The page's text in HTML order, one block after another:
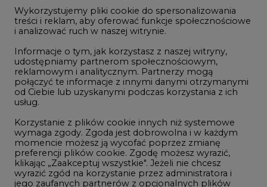
Studio CIRE
Rozmowy o energetyce
Gospodarka
Geopolityka
LTE450
Innowacje i AI
Telekomunikacja i IT
Handel emisjami CO2
Wodór
Wykorzystujemy pliki cookie do spersonalizowania
treści i reklam, aby oferować funkcje społecznościowe
i analizować ruch w naszej witrynie.
Informacje o tym, jak korzystasz z naszej witryny,
udostępniamy partnerom społecznościowym,
reklamowym i analitycznym. Partnerzy mogą
połączyć te informacje z innymi danymi otrzymanymi
od Ciebie lub uzyskanymi podczas korzystania z ich
usług.
Korzystanie z plików cookie innych niż systemowe
wymaga zgody. Zgoda jest dobrowolna i w każdym
momencie możesz ją wycofać poprzez zmianę
preferencji plików cookie. Zgodę możesz wyrazić,
klikając „Zaakceptuj wszystkie". Jeżeli nie chcesz
wyrazić zgód na korzystanie przez administratora i
jego zaufanych partnerów z opcjonalnych plików